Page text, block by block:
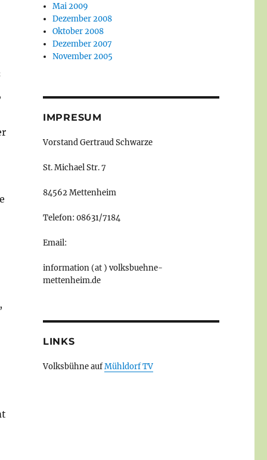
Mai 2009
Dezember 2008
Oktober 2008
Dezember 2007
November 2005
IMPRESUM
Vorstand Gertraud Schwarze
St. Michael Str. 7
84562 Mettenheim
Telefon: 08631/7184
Email:
information (at ) volksbuehne-
mettenheim.de
LINKS
Volksbühne aufMühldorf TV